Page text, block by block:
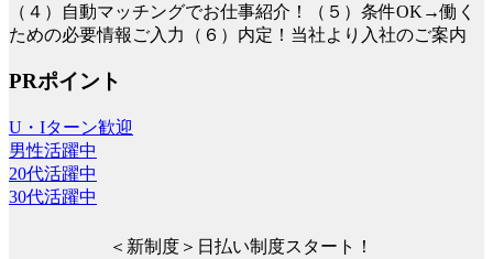
（４）自動マッチングでお仕事紹介！（５）条件OK→働く
ための必要情報ご入力（６）内定！当社より入社のご案内
PRポイント
U・Iターン歓迎
男性活躍中
20代活躍中
30代活躍中
＜新制度＞日払い制度スタート！